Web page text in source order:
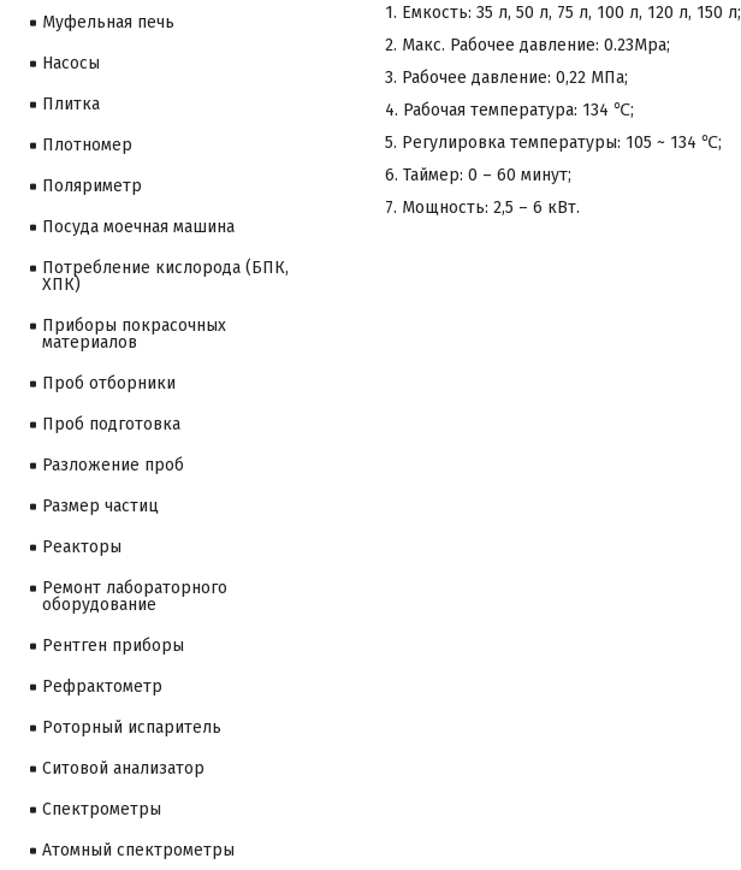
1. Емкость: 35 л, 50 л, 75 л, 100 л, 120 л, 150 л;
2. Макс. Рабочее давление: 0.23Mpa;
3. Рабочее давление: 0,22 МПа;
4. Рабочая температура: 134 ℃;
5. Регулировка температуры: 105 ~ 134 ℃;
6. Таймер: 0 – 60 минут;
7. Мощность: 2,5 – 6 кВт.
Муфельная печь
Насосы
Плитка
Плотномер
Поляриметр
Посуда моечная машина
Потребление кислорода (БПК,
ХПК)
Приборы покрасочных
материалов
Проб отборники
Проб подготовка
Разложение проб
Размер частиц
Реакторы
Ремонт лабораторного
оборудование
Рентген приборы
Рефрактометр
Роторный испаритель
Ситовой анализатор
Cпектрометры
Атомный спектрометры